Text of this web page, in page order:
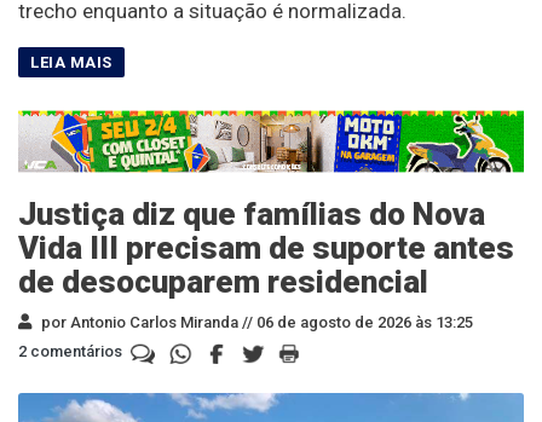
trecho enquanto a situação é normalizada.
Justiça diz que famílias do Nova
Vida III precisam de suporte antes
de desocuparem residencial
por Antonio Carlos Miranda // 06 de agosto de 2026 às 13:25
2 comentários